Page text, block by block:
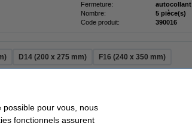
Fermeture:
autocollant
Nombre:
5 pièce(s)
Code produit: 390016
D14 (200 x 275 mm)
F16 (240 x 350 mm)
pour vous, nous
fonctionnels assurent